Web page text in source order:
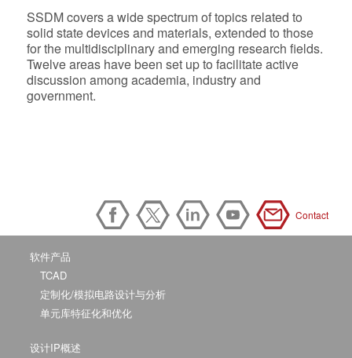
SSDM covers a wide spectrum of topics related to
solid state devices and materials, extended to those
for the multidisciplinary and emerging research fields.
Twelve areas have been set up to facilitate active
discussion among academia, industry and
government.
Contact
软件产品
TCAD
定制化/模拟电路设计与分析
单元库特征化和优化
设计IP概述